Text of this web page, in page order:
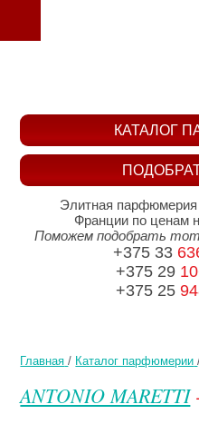
Главная / Каталог парфюмерии
ANTONIO MARETTI
КАТАЛОГ
Элитная парфюмерия
Франции по ценам
Поможем подобрать
+375 33
+375 29
+375 25